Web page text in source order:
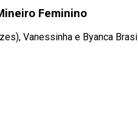
Feminino
Vanessinha e Byanca Brasil